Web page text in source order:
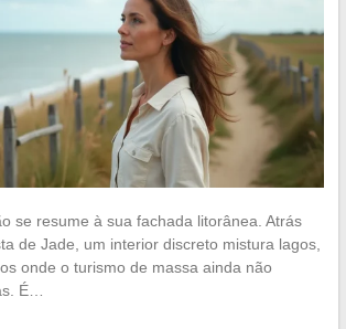
se resume à sua fachada litorânea. Atrás
de Jade, um interior discreto mistura lagos,
onde o turismo de massa ainda não
É…